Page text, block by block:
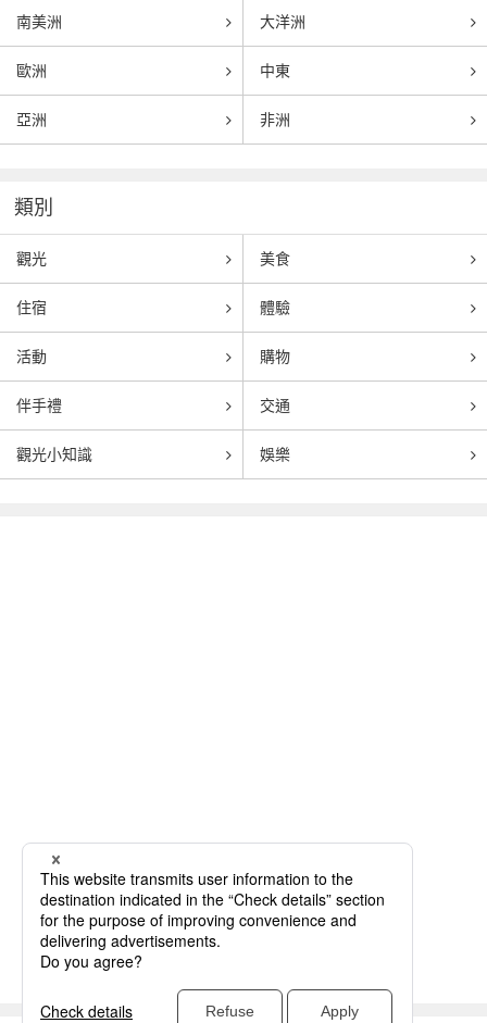
南美洲 大洋洲
歐洲 中東
亞洲 非洲
類別
觀光 美食
住宿 體驗
活動 購物
伴手禮 交通
觀光小知識 娛樂